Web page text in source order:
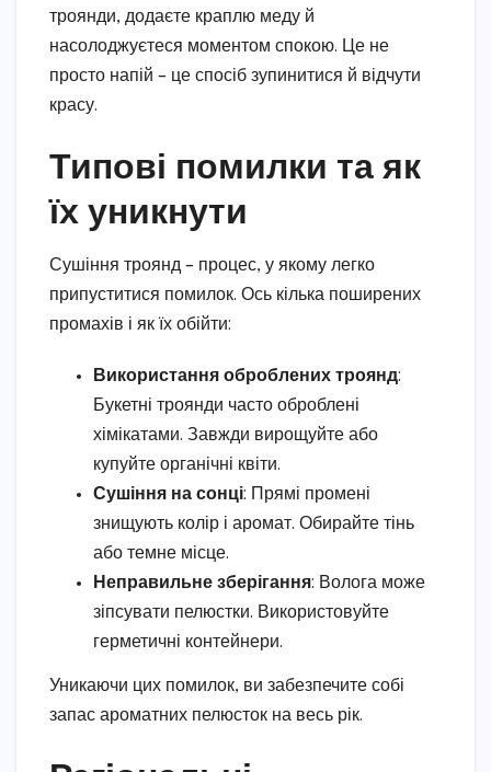
троянди, додаєте краплю меду й
насолоджуєтеся моментом спокою. Це не
просто напій – це спосіб зупинитися й відчути
красу.
Типові помилки та як
їх уникнути
Сушіння троянд – процес, у якому легко
припуститися помилок. Ось кілька поширених
промахів і як їх обійти:
Використання оброблених троянд:
Букетні троянди часто оброблені
хімікатами. Завжди вирощуйте або
купуйте органічні квіти.
Сушіння на сонці: Прямі промені
знищують колір і аромат. Обирайте тінь
або темне місце.
Неправильне зберігання: Волога може
зіпсувати пелюстки. Використовуйте
герметичні контейнери.
Уникаючи цих помилок, ви забезпечите собі
запас ароматних пелюсток на весь рік.